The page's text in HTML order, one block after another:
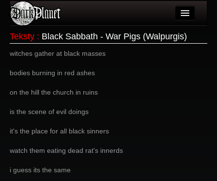
Teksty : Black Sabbath - War Pigs (Walpurgis)
witches gather at black masses
bodies burning in red ashes
on the hill the church in ruins
is the scene of evil doings
it's the place for all black sinners
watch them eating dead rat's innerds
i guess its the same